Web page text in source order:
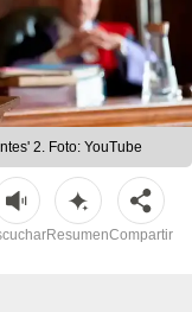
2. Foto: YouTube
ResumenCompartir